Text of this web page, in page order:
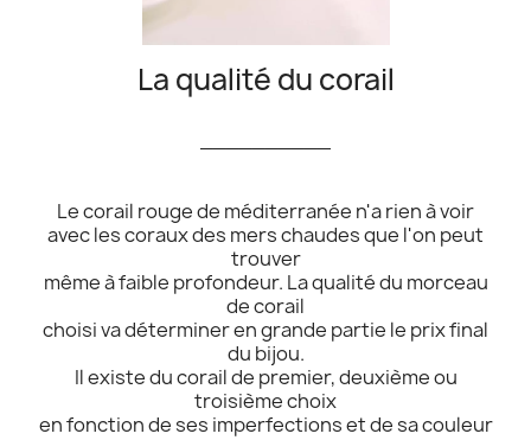
La qualité du corail
Le corail rouge de méditerranée n'a rien à voir
avec les coraux des mers chaudes que l'on peut
trouver
même à faible profondeur. La qualité du morceau
de corail
choisi va déterminer en grande partie le prix final
du bijou.
Il existe du corail de premier, deuxième ou
troisième choix
en fonction de ses imperfections et de sa couleur